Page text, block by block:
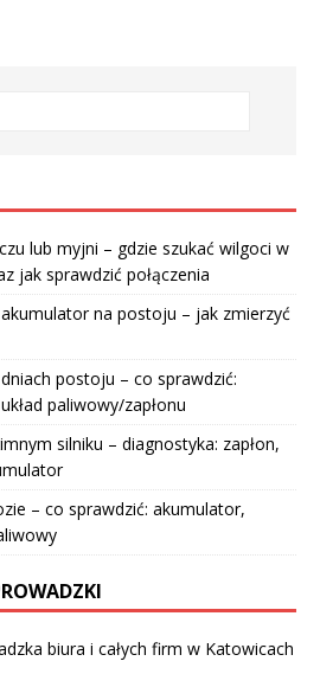
lub myjni – gdzie szukać wilgoci w
jak sprawdzić połączenia
na postoju – jak zmierzyć
postoju – co sprawdzić:
paliwowy/zapłonu
silniku – diagnostyka: zapłon,
– co sprawdzić: akumulator,
biura i całych firm w Katowicach